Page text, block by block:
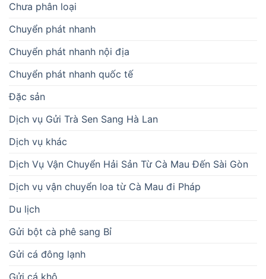
Chưa phân loại
Chuyển phát nhanh
Chuyển phát nhanh nội địa
Chuyển phát nhanh quốc tế
Đặc sản
Dịch vụ Gửi Trà Sen Sang Hà Lan
Dịch vụ khác
Dịch Vụ Vận Chuyển Hải Sản Từ Cà Mau Đến Sài Gòn
Dịch vụ vận chuyển loa từ Cà Mau đi Pháp
Du lịch
Gửi bột cà phê sang Bỉ
Gửi cá đông lạnh